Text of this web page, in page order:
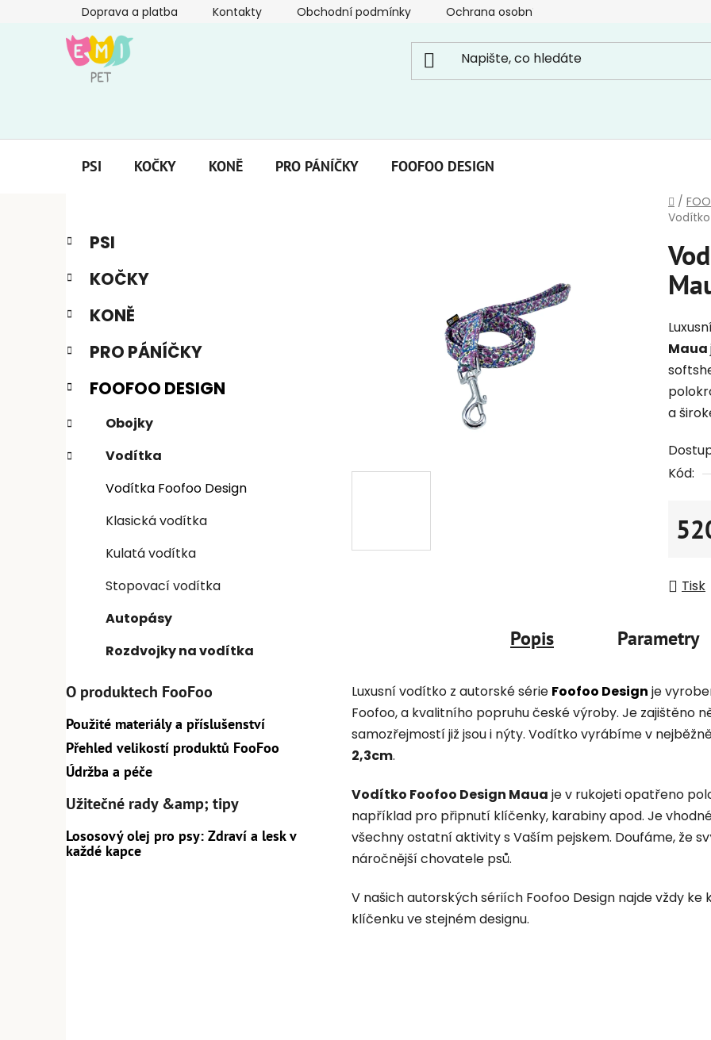
Doprava a platba Kontakty Obchodní podmínky Ochrana osobních údajů
PSI KOČKY KONĚ PRO PÁNÍČKY FOOFOO DESIGN
Domů
/
P
s
r
n
n
í
p
n
Přeskočit
kategorie
K
a
e
o
i
PSI
KOČKY
KONĚ
PRO PÁNÍČKY
FOOFOO DESIGN
Obojky
Vodítka
Vodítka Foofoo Design
Klasická vodítka
Kulatá vodítka
Stopovací vodítka
Autopásy
Rozdvojky na vodítka
O produktech FooFoo
Použité materiály a příslušenství
Přehled velikostí produktů FooFoo
Údržba a péče
Užitečné rady &amp; tipy
Lososový olej pro psy: Zdraví a lesk v
každé kapce
Maua
a
Kód:
Tisk
Popis Parametry
Luxusní vodítko z autorské série Foofoo Design je
Foofoo, a kvalitního popruhu české výroby. Je zajištěno
samozřejmostí již jsou i nýty. Vodítko vyrábíme v
2,3cm.
Vodítko Foofoo Design Maua je v rukojeti opatřeno
například pro připnutí klíčenky, karabiny apod. Je
všechny ostatní aktivity s Vaším pejskem. Doufáme, že
náročnější chovatele psů.
V našich autorských sériích Foofoo Design najde vždy ke
klíčenku ve stejném designu.